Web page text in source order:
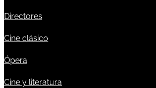
Directores
Cine clásico
Ópera
Cine y literatura